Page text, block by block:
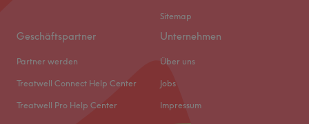
Sitemap
Geschäftspartner
Partner werden
Treatwell Connect Help Center
Treatwell Pro Help Center
Unternehmen
Über uns
Jobs
Impressum